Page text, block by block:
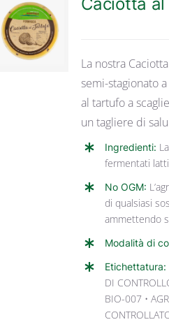
DETTAGLI
La nostra
semi-stagionato
al tartufo a
un tagliere di
Ingredienti:
fermentati
No OGM:
di qualsiasi
ammettendo
Modalità di
Etichettatura:
DI
BIO-007 •